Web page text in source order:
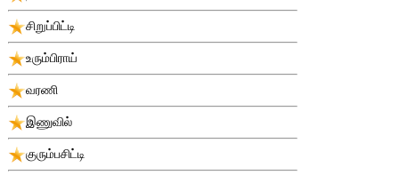
சிறுப்பிட்டி
உரும்பிராய்
வரணி
இணுவில்
குரும்பசிட்டி